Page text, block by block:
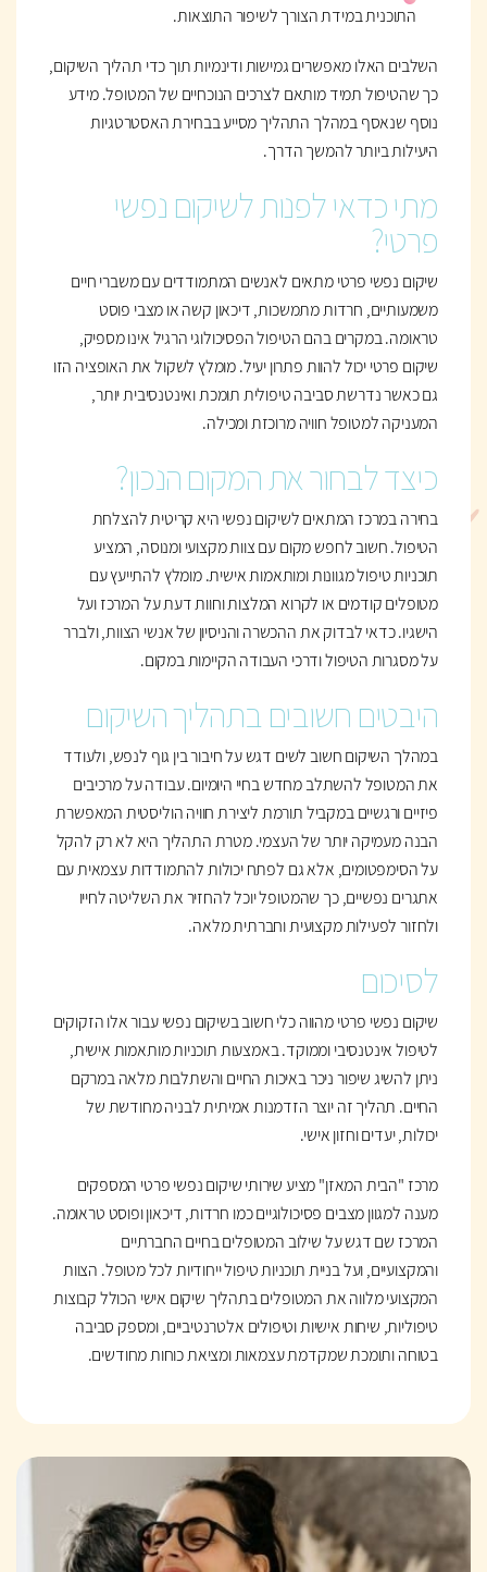
התוכנית במידת הצורך לשיפור התוצאות.
השלבים האלו מאפשרים גמישות ודינמיות תוך כדי תהליך השיקום,
כך שהטיפול תמיד מותאם לצרכים הנוכחיים של המטופל. מידע
נוסף שנאסף במהלך התהליך מסייע בבחירת האסטרטגיות
היעילות ביותר להמשך הדרך.
מתי כדאי לפנות לשיקום נפשי
פרטי?
שיקום נפשי פרטי מתאים לאנשים המתמודדים עם משברי חיים
משמעותיים, חרדות מתמשכות, דיכאון קשה או מצבי פוסט
טראומה. במקרים בהם הטיפול הפסיכולוגי הרגיל אינו מספיק,
שיקום פרטי יכול להוות פתרון יעיל. מומלץ לשקול את האופציה הזו
גם כאשר נדרשת סביבה טיפולית תומכת ואינטנסיבית יותר,
המעניקה למטופל חוויה מרוכזת ומכילה.
כיצד לבחור את המקום הנכון?
בחירה במרכז המתאים לשיקום נפשי היא קריטית להצלחת
הטיפול. חשוב לחפש מקום עם צוות מקצועי ומנוסה, המציע
תוכניות טיפול מגוונות ומותאמות אישית. מומלץ להתייעץ עם
מטופלים קודמים או לקרוא המלצות וחוות דעת על המרכז ועל
הישגיו. כדאי לבדוק את ההכשרה והניסיון של אנשי הצוות, ולברר
על מסגרות הטיפול ודרכי העבודה הקיימות במקום.
היבטים חשובים בתהליך השיקום
במהלך השיקום חשוב לשים דגש על חיבור בין גוף לנפש, ולעודד
את המטופל להשתלב מחדש בחיי היומיום. עבודה על מרכיבים
פיזיים ורגשיים במקביל תורמת ליצירת חוויה הוליסטית המאפשרת
הבנה מעמיקה יותר של העצמי. מטרת התהליך היא לא רק להקל
על הסימפטומים, אלא גם לפתח יכולות להתמודדות עצמאית עם
אתגרים נפשיים, כך שהמטופל יוכל להחזיר את השליטה לחייו
ולחזור לפעילות מקצועית וחברתית מלאה.
לסיכום
שיקום נפשי פרטי מהווה כלי חשוב בשיקום נפשי עבור אלו הזקוקים
לטיפול אינטנסיבי וממוקד. באמצעות תוכניות מותאמות אישית,
ניתן להשיג שיפור ניכר באיכות החיים והשתלבות מלאה במרקם
החיים. תהליך זה יוצר הזדמנות אמיתית לבניה מחודשת של
יכולות, יעדים וחזון אישי.
מרכז "הבית המאזן" מציע שירותי שיקום נפשי פרטי המספקים
מענה למגוון מצבים פסיכולוגיים כמו חרדות, דיכאון ופוסט טראומה.
המרכז שם דגש על שילוב המטופלים בחיים החברתיים
והמקצועיים, ועל בניית תוכניות טיפול ייחודיות לכל מטופל. הצוות
המקצועי מלווה את המטופלים בתהליך שיקום אישי הכולל קבוצות
טיפוליות, שיחות אישיות וטיפולים אלטרנטיביים, ומספק סביבה
בטוחה ותומכת שמקדמת עצמאות ומציאת כוחות מחודשים.